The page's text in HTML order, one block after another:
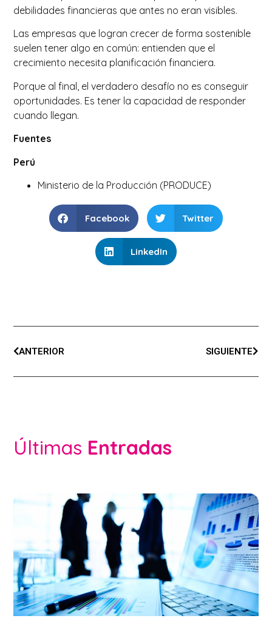
debilidades financieras que antes no eran visibles.
Las empresas que logran crecer de forma sostenible
suelen tener algo en común: entienden que el
crecimiento necesita planificación financiera.
Porque al final, el verdadero desafío no es conseguir
oportunidades. Es tener la capacidad de responder
cuando llegan.
Fuentes
Perú
Ministerio de la Producción (PRODUCE)
Facebook Twitter
LinkedIn
ANTERIOR SIGUIENTE
Últimas Entradas